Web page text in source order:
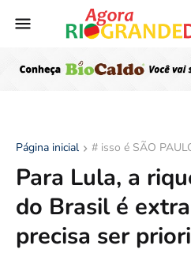
Página inicial # isso é SÃO
Para Lula, a
do Brasil é
precisa ser